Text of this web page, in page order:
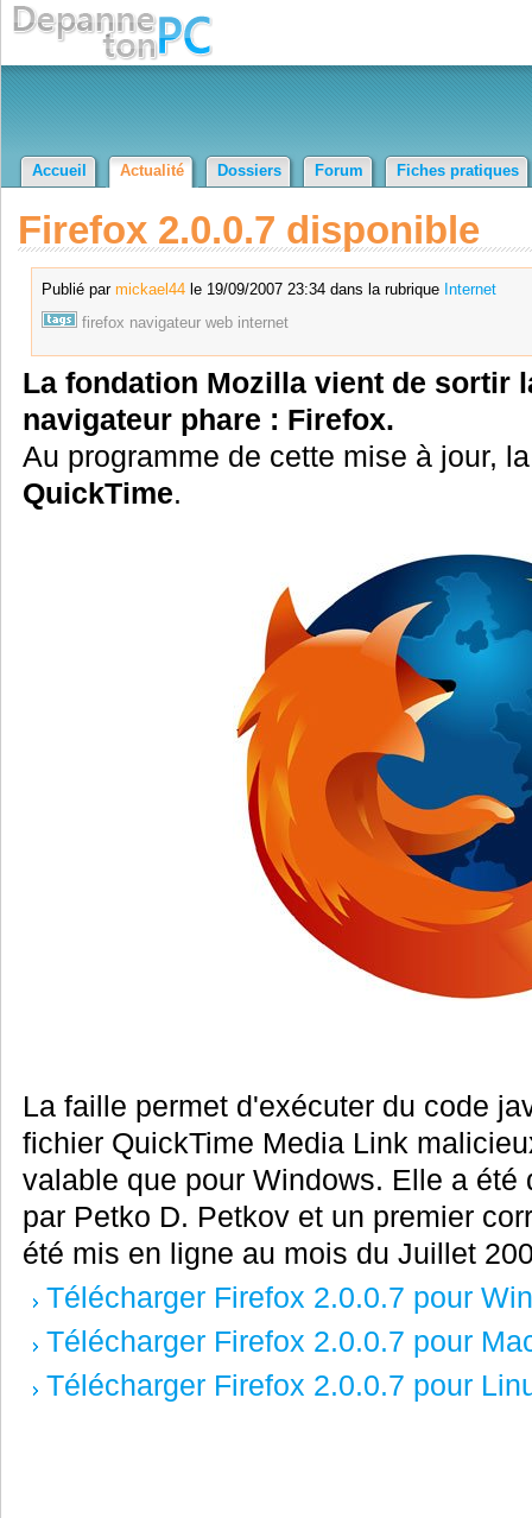
Accueil Actualité Dossiers Forum Fiches pratiques
Firefox 2.0.0.7 disponible
Publié par mickael44le 19/09/2007 23:34 dans la rubrique Internet
firefox navigateur web internet
La fondation Mozilla vient de sortir
navigateur phare : Firefox.
Au programme de cette mise à jour,
QuickTime.
La faille permet d'exécuter du code
fichier QuickTime Media Link
valable que pour Windows. Elle a
par Petko D. Petkov et un premier
été mis en ligne au mois du Juillet
Télécharger Firefox 2.0.0.7 pour
Télécharger Firefox 2.0.0.7 pour
Télécharger Firefox 2.0.0.7 pour